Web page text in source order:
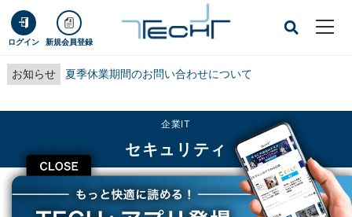
ログイン 新規会員登録
お知らせ 夏季休業期間のお問い合わせについて
CLOSE
企業IT
セキュリティ
TECH+ 企業IT
セキュリティ